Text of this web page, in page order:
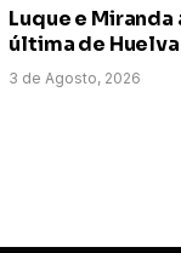
Luque e Miranda
última de Huelva
3 de Agosto, 2026